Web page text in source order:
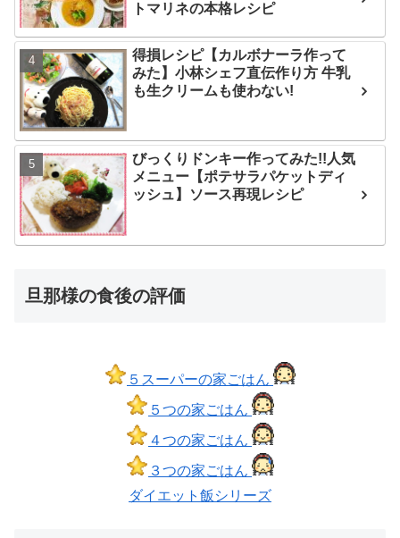
トマリネの本格レシピ
得損レシピ【カルボナーラ作って
みた】小林シェフ直伝作り方 牛乳
も生クリームも使わない!
びっくりドンキー作ってみた!!人気
メニュー【ポテサラパケットディ
ッシュ】ソース再現レシピ
旦那様の食後の評価
５スーパーの家ごはん
５つの家ごはん
４つの家ごはん
３つの家ごはん
ダイエット飯シリーズ